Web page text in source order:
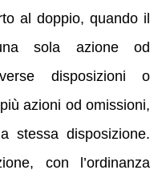
al doppio, quando il
sola azione od
disposizioni o
azioni od omissioni,
stessa disposizione.
con l’ordinanza